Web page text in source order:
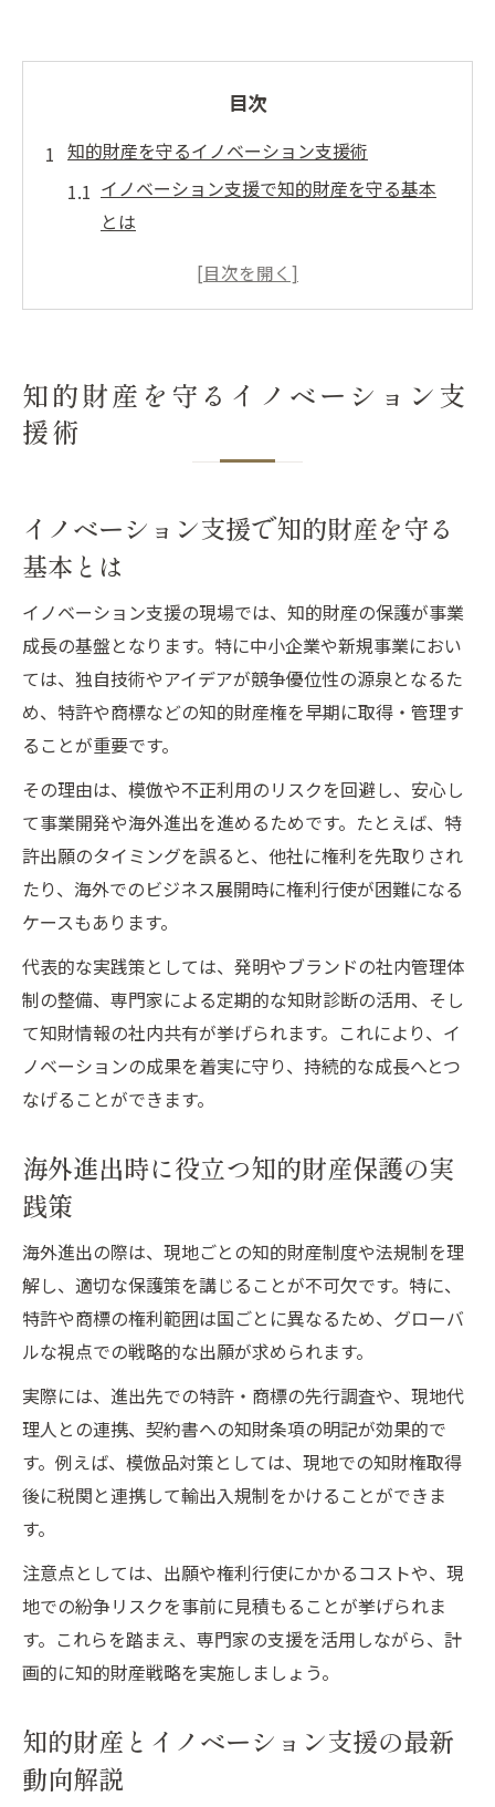
目次
知的財産を守るイノベーション支援術
イノベーション支援で知的財産を守る基本
とは
海外進出時に役立つ知的財産保護の実践策
対策
を減らす方法
海外進出成功へ導く知財戦略の要点
海外進出に強いイノベーション支援の選び
方解説
知的財産を守り抜く海外戦略のポイント徹
底解説
イノベーション支援策が海外進出成功を後
押しする理由
支援制度を活かした知的財産管理の実践方
法
海外進出企業が陥りやすい知財リスクと対
策事例
イノベーション推進で広がるグローバル展開
グローバル展開に必要なイノベーション支
援策とは
知的財産を軸にした海外進出の新たな可能
性
海外進出支援で広がるイノベーションの事
例紹介
知的財産活用がグローバル成長に与える影
響
ノウハウ
知財活用による海外ビジネスの実践例
イノベーション支援で知的財産を武器に海
外展開
海外進出を成功に導く知財活用の具体的ア
プローチ
中小企業のイノベーション事例と知財戦略
の関係
イント
海外ビジネスで活用できるイノベーション
支援策
海外で勝つための支援策と知財の守り方
践法
知的財産管理が海外進出成功に必須な理由
知的財産を守るイノベーション支
援術
イノベーション支援で知的財産を守る
基本とは
イノベーション支援の現場では、知的財産の保護が事業
成長の基盤となります。特に中小企業や新規事業におい
ては、独自技術やアイデアが競争優位性の源泉となるた
め、特許や商標などの知的財産権を早期に取得・管理す
ることが重要です。
その理由は、模倣や不正利用のリスクを回避し、安心し
て事業開発や海外進出を進めるためです。たとえば、特
許出願のタイミングを誤ると、他社に権利を先取りされ
たり、海外でのビジネス展開時に権利行使が困難になる
ケースもあります。
代表的な実践策としては、発明やブランドの社内管理体
制の整備、専門家による定期的な知財診断の活用、そし
て知財情報の社内共有が挙げられます。これにより、イ
ノベーションの成果を着実に守り、持続的な成長へとつ
なげることができます。
海外進出時に役立つ知的財産保護の実
践策
海外進出の際は、現地ごとの知的財産制度や法規制を理
解し、適切な保護策を講じることが不可欠です。特に、
特許や商標の権利範囲は国ごとに異なるため、グローバ
ルな視点での戦略的な出願が求められます。
実際には、進出先での特許・商標の先行調査や、現地代
理人との連携、契約書への知財条項の明記が効果的で
す。例えば、模倣品対策としては、現地での知財権取得
後に税関と連携して輸出入規制をかけることができま
す。
注意点としては、出願や権利行使にかかるコストや、現
地での紛争リスクを事前に見積もることが挙げられま
す。これらを踏まえ、専門家の支援を活用しながら、計
画的に知的財産戦略を実施しましょう。
知的財産とイノベーション支援の最新
動向解説